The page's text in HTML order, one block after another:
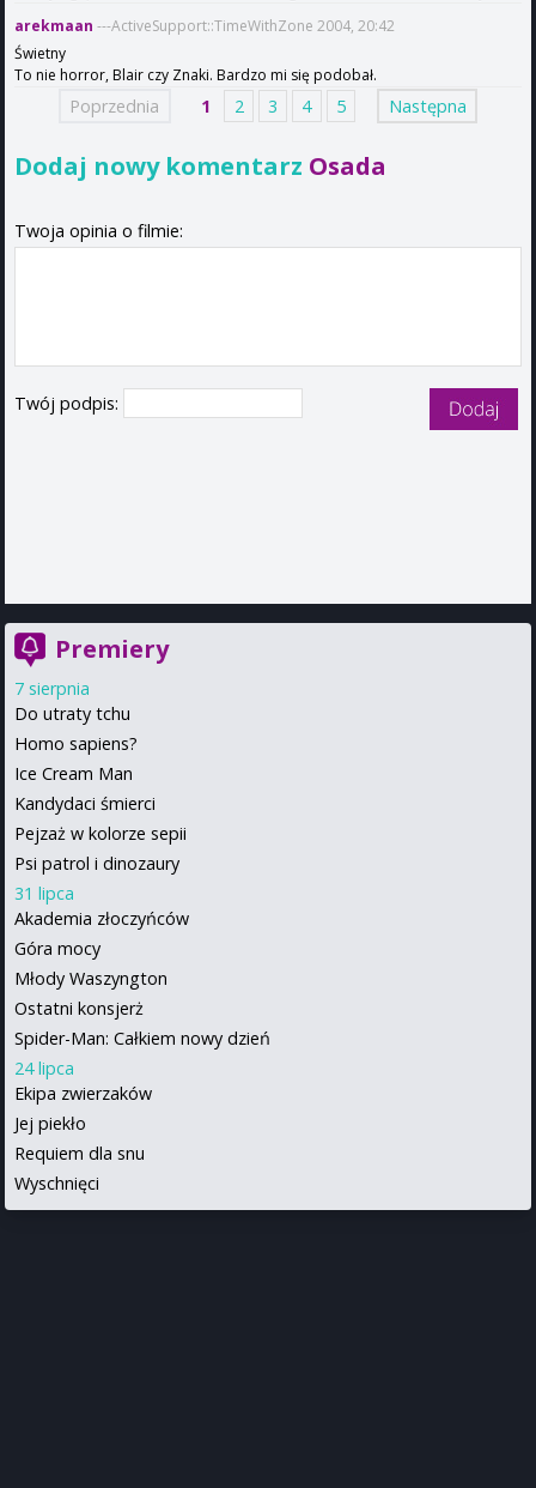
arekmaan ---ActiveSupport::TimeWithZone 2004, 20:42
Świetny
To nie horror, Blair czy Znaki. Bardzo mi się podobał.
Poprzednia 1 2 3 4 5 Następna
Dodaj nowy komentarz Osada
Twoja opinia o filmie:
Twój podpis:
Premiery
7 sierpnia
Do utraty tchu
Homo sapiens?
Ice Cream Man
Kandydaci śmierci
Pejzaż w kolorze sepii
Psi patrol i dinozaury
31 lipca
Akademia złoczyńców
Góra mocy
Młody Waszyngton
Ostatni konsjerż
Spider-Man: Całkiem nowy dzień
24 lipca
Ekipa zwierzaków
Jej piekło
Requiem dla snu
Wyschnięci